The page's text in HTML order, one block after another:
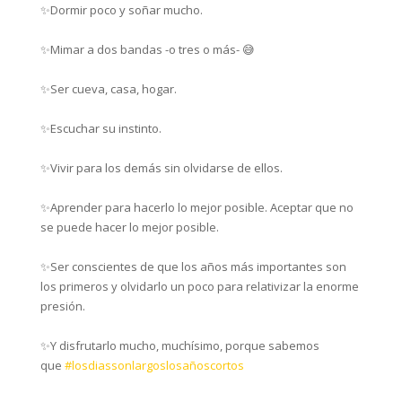
✨Dormir poco y soñar mucho. ⁣
✨Mimar a dos bandas -o tres o más- 😅
✨Ser cueva, casa, hogar. ⁣
✨Escuchar su instinto.⁣
✨Vivir para los demás sin olvidarse de ellos.⁣
✨Aprender para hacerlo lo mejor posible. Aceptar que no
se puede hacer lo mejor posible.⁣
✨Ser conscientes de que los años más importantes son
los primeros y olvidarlo un poco para relativizar la enorme
presión. ⁣
✨Y disfrutarlo mucho, muchísimo, porque sabemos
que #losdiassonlargoslosañoscortos